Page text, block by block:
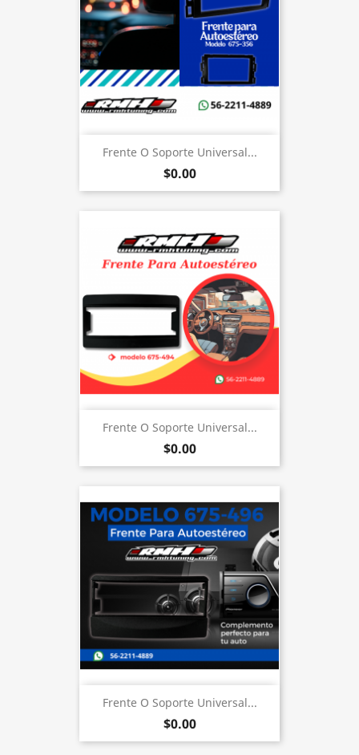
Frente O Soporte Universal...
$0.00
Frente O Soporte Universal...
$0.00
Frente O Soporte Universal...
$0.00